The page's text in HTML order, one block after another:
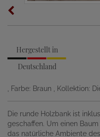
Hergestellt in
Deutschland
, Farbe: Braun
, Kollektion:
Die runde Holzbank ist
geschaffen. Um einen
das natürliche Ambiente des